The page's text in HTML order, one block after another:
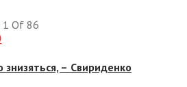
1 Of 86
знизяться, – Свириденко